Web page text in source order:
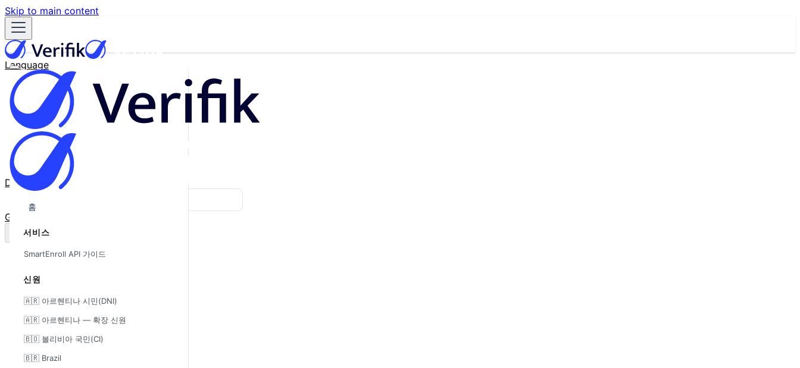
Skip to main content
Language
English
Español
Français
Português
한국어
日本語
中文
Docs
GitHub
홈
서비스
SmartEnroll API 가이드
신원
🇦🇷 아르헨티나 시민(DNI)
🇦🇷 아르헨티나 — 확장 신원
🇧🇴 볼리비아 국민(CI)
🇧🇷 Brazil